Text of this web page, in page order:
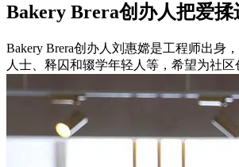
Bakery Brera创办人把爱
Bakery Brera创办人刘惠嫦是工程师出身
人士、释囚和辍学年轻人等，希望为社